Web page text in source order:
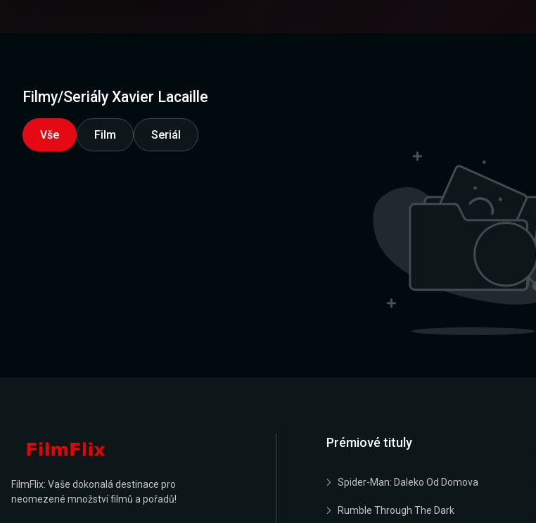
Filmy/Seriály Xavier Lacaille
Vše Film Seriál
FilmFlix: Vaše dokonalá destinace pro
neomezené množství filmů a pořadů!
Prémiové tituly
Spider-Man: Daleko Od Domova
Rumble Through The Dark